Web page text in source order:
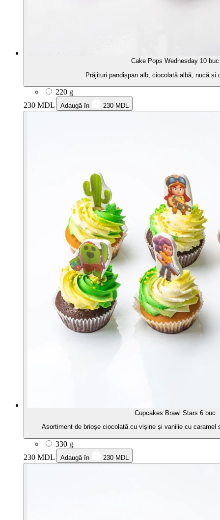
Cake Pops Wednesday 10 buc
Prăjituri pandișpan alb, ciocolată albă, nucă și
220 g
230 MDL
Adaugă în 230 MDL
Cupcakes Brawl Stars 6 buc
Asortiment de brioșe ciocolată cu vișine și vanilie cu caramel
330 g
230 MDL
Adaugă în 230 MDL